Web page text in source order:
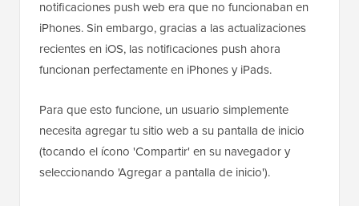
notificaciones push web era que no funcionaban en
iPhones. Sin embargo, gracias a las actualizaciones
recientes en iOS, las notificaciones push ahora
funcionan perfectamente en iPhones y iPads.
Para que esto funcione, un usuario simplemente
necesita agregar tu sitio web a su pantalla de inicio
(tocando el ícono 'Compartir' en su navegador y
seleccionando 'Agregar a pantalla de inicio').